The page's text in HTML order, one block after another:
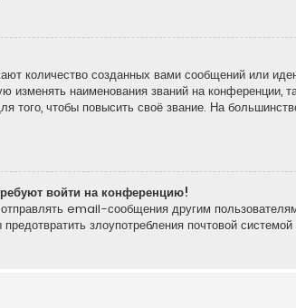
количество созданных вами сообщений или
наименования званий на конференции,
чтобы повысить своё звание. На
войти на конференцию!
отправлять email-сообщения другим
злоупотребления почтовой